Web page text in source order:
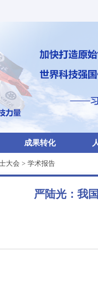
成果转化
大会 > 学术报告
严陆光：我